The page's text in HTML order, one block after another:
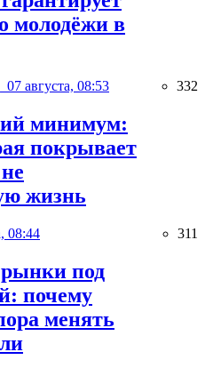
молодёжи в
07 августа, 08:53 332
минимум:
покрывает
жизнь
08:44 311
под
почему
менять